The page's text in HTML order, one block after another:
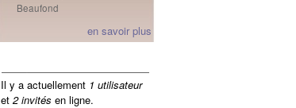
Beaufond
en savoir plus
Il y a actuellement 1 utilisateur
et 2 invités en ligne.